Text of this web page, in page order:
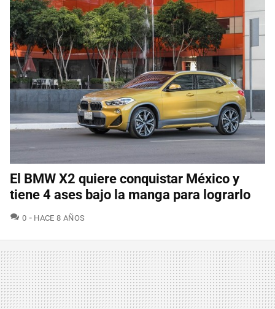
El BMW X2 quiere conquistar México y
tiene 4 ases bajo la manga para lograrlo
0 COMENTARIOS
HACE 8 AÑOS